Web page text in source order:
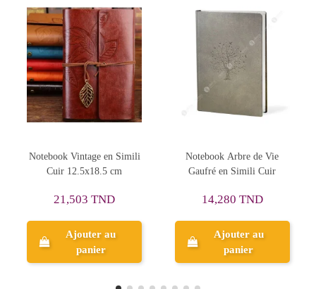
Notebook Arbre de Vie
Gaufré en Simili Cuir
14,280 TND
Ajouter au
panier
Notebook Deluxe Black -
Coralia - Nebulous Stars
55,359 TND
Aperçu